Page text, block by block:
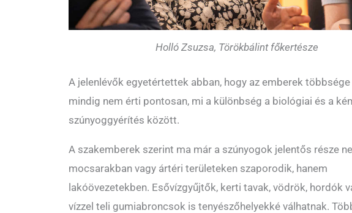
Holló Zsuzsa, Törökbálint főkertésze
A jelenlévők egyetértettek abban, hogy az emberek
mindig nem érti pontosan, mi a különbség a biológiai és a
szúnyoggyérítés között.
A szakemberek szerint ma már a szúnyogok jelentős része
mocsarakban vagy ártéri területeken szaporodik, hanem
lakóövezetekben. Esővízgyűjtők, kerti tavak, vödrök, hordók
vízzel teli gumiabroncsok is tenyészőhelyekké válhatnak.